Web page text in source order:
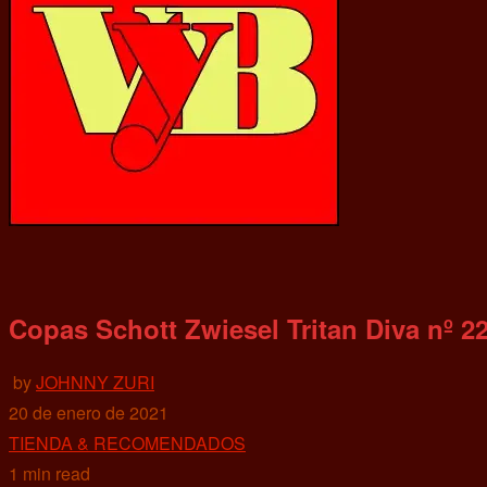
Copas Schott Zwiesel Tritan Diva nº
byJOHNNY ZURI
20 de enero de 2021
TIENDA & RECOMENDADOS
1 min read